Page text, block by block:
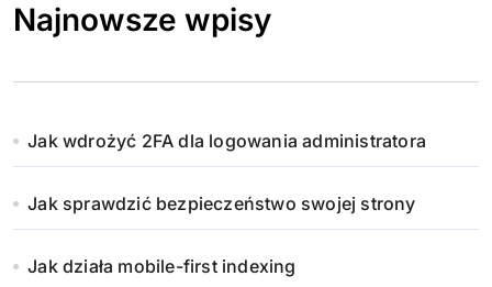
Najnowsze wpisy
Jak wdrożyć 2FA dla logowania administratora
Jak sprawdzić bezpieczeństwo swojej strony
Jak działa mobile-first indexing